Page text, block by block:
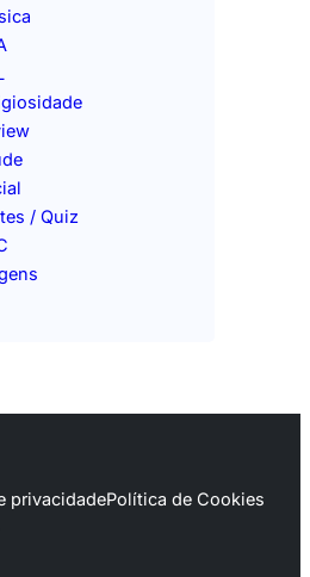
/ Quiz
privacidadePolítica de Cookies